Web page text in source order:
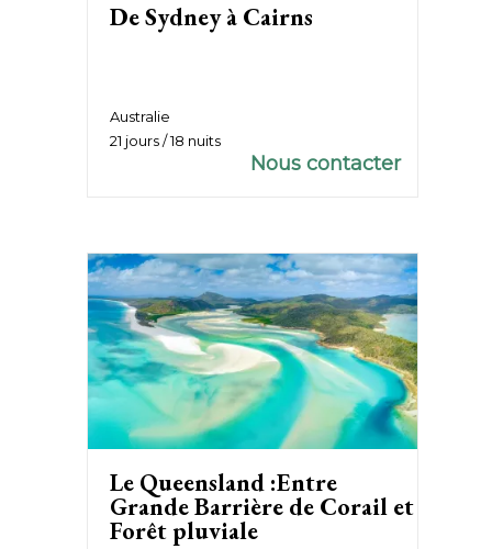
De Sydney à Cairns
Australie
21 jours / 18 nuits
Nous contacter
Le Queensland :Entre
Grande Barrière de Corail et
Forêt pluviale